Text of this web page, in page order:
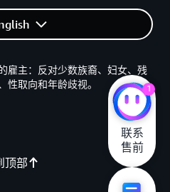
顶部
雇主：反对少数族裔、妇女、残
性取向和年龄歧视。
1
联系
售前